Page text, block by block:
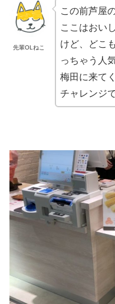
先輩OLねこ
この前芦屋
ここはおい
けど、どこ
っちゃう人
梅田に来て
チャレンジ